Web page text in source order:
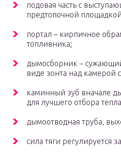
подовая часть с
предтопочной
портал – кирпичное
топливника;
дымосборник –
виде зонта над камерой
каминный зуб вначале
для лучшего отбора
дымоотводная труба,
сила тяги регулируется